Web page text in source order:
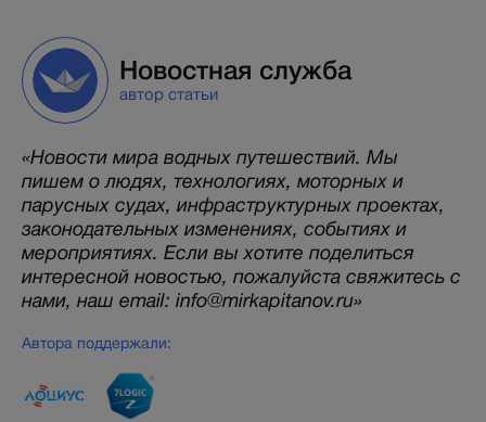
Новостная служба
автор статьи
«Новости мира водных путешествий. Мы
пишем о людях, технологиях, моторных и
парусных судах, инфраструктурных проектах,
законодательных изменениях, событиях и
мероприятиях. Если вы хотите поделиться
интересной новостью, пожалуйста свяжитесь с
нами, наш email: info@mirkapitanov.ru»
Автора поддержали: